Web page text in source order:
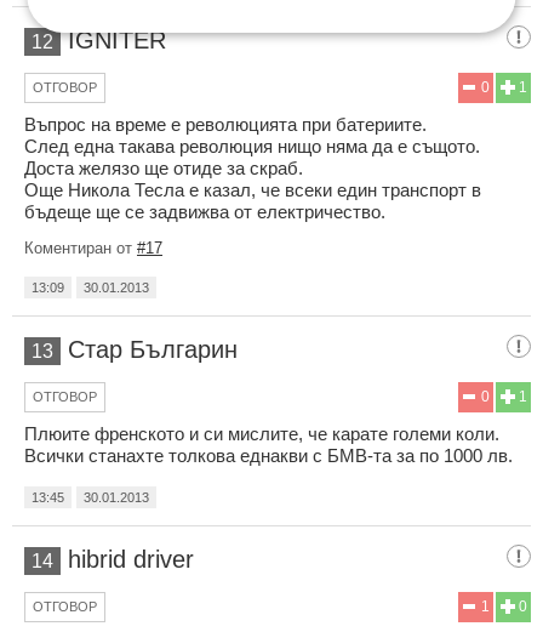
12 IGNITER
1
0
ОТГОВОР
Въпрос на време е революцията при батериите.
След една такава революция нищо няма да е същото.
Доста желязо ще отиде за скраб.
Още Никола Тесла е казал, че всеки един транспорт в
бъдеще ще се задвижва от електричество.
Коментиран от #17
13:09 30.01.2013
13 Стар Българин
1
0
ОТГОВОР
Плюите френското и си мислите, че карате големи коли.
Всички станахте толкова еднакви с БМВ-та за по 1000 лв.
13:45 30.01.2013
14 hibrid driver
0
1
ОТГОВОР